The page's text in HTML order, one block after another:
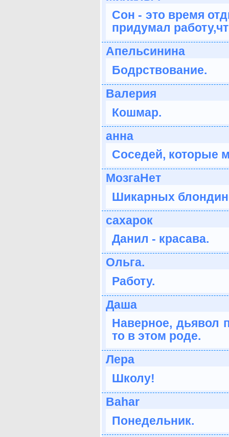
Сон - это время
придумал
Апельсинина
Бодрствование.
Валерия
Кошмар.
анна
Соседей, которые
МозгаНет
Шикарных
сахарок
Данил - красава.
Ольга.
Работу.
Даша
Наверное, дьявол
то в этом роде.
Лера
Школу!
Bahar
Понедельник.